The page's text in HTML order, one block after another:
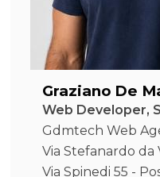
Graziano De
Web Developer,
Gdmtech Web
Via Stefanardo da
Via Spinedi 55 -